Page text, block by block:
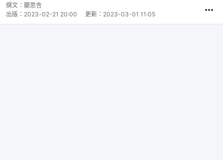
撰文： 藺思含
出版： 2023-02-21 20:00 更新： 2023-03-01 11:05